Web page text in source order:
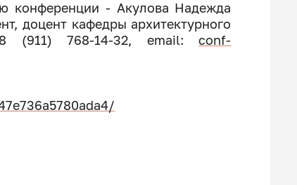
конференции - Акулова Надежда
доцент кафедры архитектурного
8 (911) 768-14-32, email:conf-